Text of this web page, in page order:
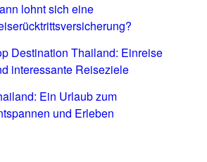
lohnt sich eine
Destination Thailand: Einreise
interessante Reiseziele
Ein Urlaub zum
und Erleben